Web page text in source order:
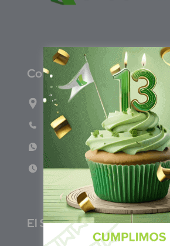
Colombia
Carrera 47A #95-56 oficina 305.
Teléfono: (601) 757 0706
WhatsApp: +57 317 465 1554
Lun - Vie 8:00am - 5:00pm
El Salvador